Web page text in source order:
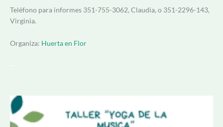
Teléfono para informes 351-755-3062, Claudia, o 351-2296-143,
Virginia.
Organiza: Huerta en Flor